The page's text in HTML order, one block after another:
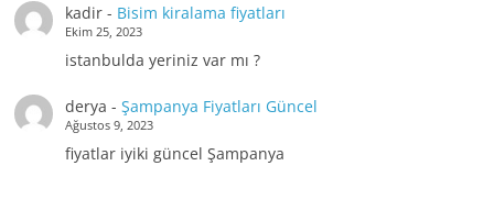
kadir- Bisim kiralama fiyatları
Ekim 25, 2023
istanbulda yeriniz var mı ?
derya - Şampanya Fiyatları Güncel
Ağustos 9, 2023
fiyatlar iyiki güncel Şampanya